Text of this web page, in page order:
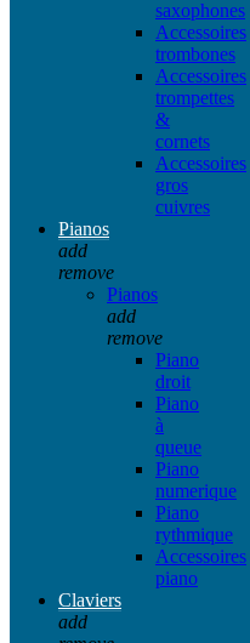
saxophones
Accessoires
trombones
Accessoires
trompettes
&
cornets
Accessoires
gros
cuivres
Pianos
add
remove
Pianos
add
remove
Piano
droit
Piano
à
queue
Piano
numerique
Piano
rythmique
Accessoires
piano
Claviers
add